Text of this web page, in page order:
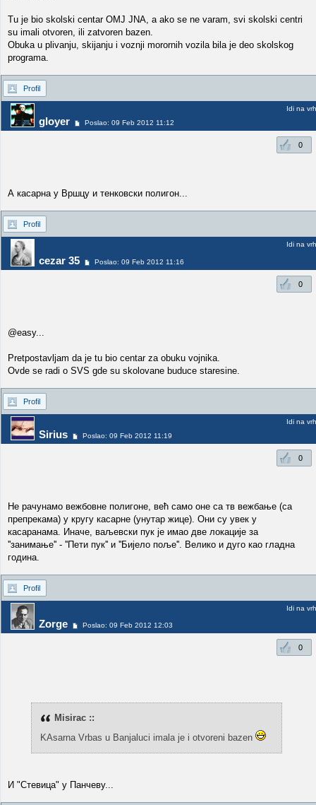
Tu je bio skolski centar OMJ JNA, a ako se ne varam, svi skolski centri
su imali otvoren, ili zatvoren bazen.
Obuka u plivanju, skijanju i voznji morornih vozila bila je deo skolskog
programa.
Profil
gloyer Poslao: 09 Feb 2012 11:12
Idi na vrh
0
А касарна у Вршцу и тенковски полигон...
Profil
cezar 35 Poslao: 09 Feb 2012 11:16
Idi na vrh
0
@easy...
Pretpostavljam da je tu bio centar za obuku vojnika.
Ovde se radi o SVS gde su skolovane buduce staresine.
Profil
Sirius Poslao: 09 Feb 2012 11:19
Idi na vrh
0
Не рачунамо вежбовне полигоне, већ само оне са тв вежбање (са
препрекама) у кругу касарне (унутар жице). Они су увек у
касаранама. Иначе, ваљевски пук је имао две локације за
''занимање'' - ''Пети пук'' и ''Бијело поље''. Велико и дуго као гладна
година.
Profil
Zorge Poslao: 09 Feb 2012 12:03
Idi na vrh
0
Misirac ::
KAsarna Vrbas u Banjaluci imala je i otvoreni bazen
И "Стевица" у Панчеву...